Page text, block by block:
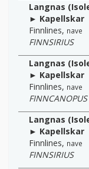
Langnas
► Kapellskar
Finnlines, nave
FINNSIRIUS
Langnas
► Kapellskar
Finnlines, nave
FINNCANOPUS
Langnas
► Kapellskar
Finnlines, nave
FINNSIRIUS